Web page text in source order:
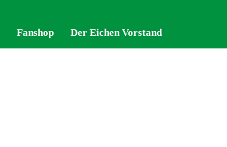
Fanshop Der Eichen Vorstand
Fanshop Der Eichen Vorstand